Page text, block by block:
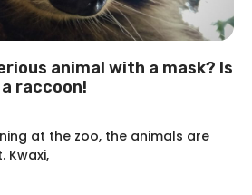
animal with a mask? Is
raccoon!
at the zoo, the animals are
Kwaxi,